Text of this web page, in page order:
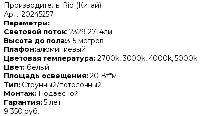
Производитель: Rio (Китай)
Арт.: 20245257
Параметры:
Световой поток: 2329-2714лм
Высота до пола:3-5 метров
Плафон:алюминиевый
Цветовая температура: 2700k, 3000k, 4000k, 5000k
Цвет: белый
Площадь освещения: 20 Вт*м
Тип: Струнный/потолочный
Монтаж: Подвесной
Гарантия: 5 лет
9 350 руб.